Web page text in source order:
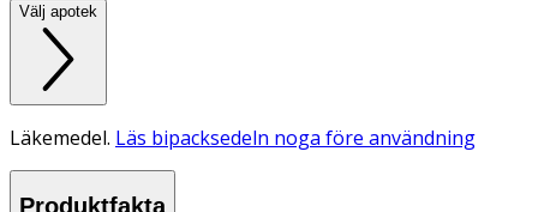
Välj apotek
Läkemedel. Läs bipacksedeln noga före användning
Produktfakta